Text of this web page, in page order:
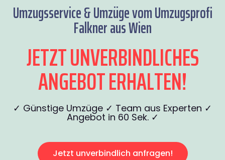
Umzugsservice & Umzüge vom Umzugsprofi
Falkner aus Wien
JETZT UNVERBINDLICHES
ANGEBOT ERHALTEN!
✓ Günstige Umzüge ✓ Team aus Experten ✓
Angebot in 60 Sek. ✓
Jetzt unverbindlich anfragen!